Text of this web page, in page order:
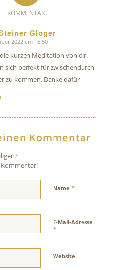
KOMMENTAR
Gloger
2022 um 16:50
kurzen Meditation von dir.
sich perfekt für zwischendurch
zu kommen. Danke dafür
Kommentar
Name *
E-Mail-Adresse
*
Website